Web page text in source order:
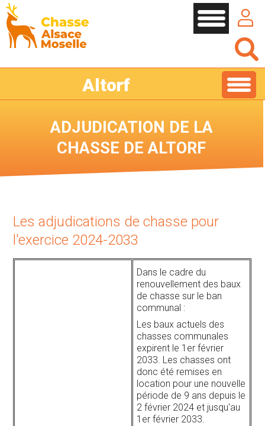
Altorf
ADJUDICATION DE LA
CHASSE DE ALTORF
Les adjudications de chasse pour
l'exercice 2024-2033
Dans le cadre du
renouvellement des baux
de chasse sur le ban
communal :
Les baux actuels des
chasses communales
expirent le 1er février
2033. Les chasses ont
donc été remises en
location pour une nouvelle
période de 9 ans depuis le
2 février 2024 et jusqu'au
1er février 2033.
Cookies management panel